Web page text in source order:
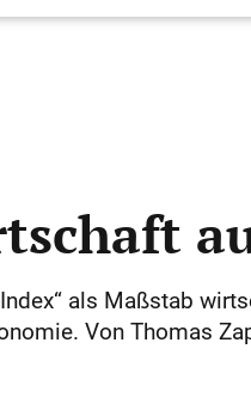
als Maßstab
Von Thomas